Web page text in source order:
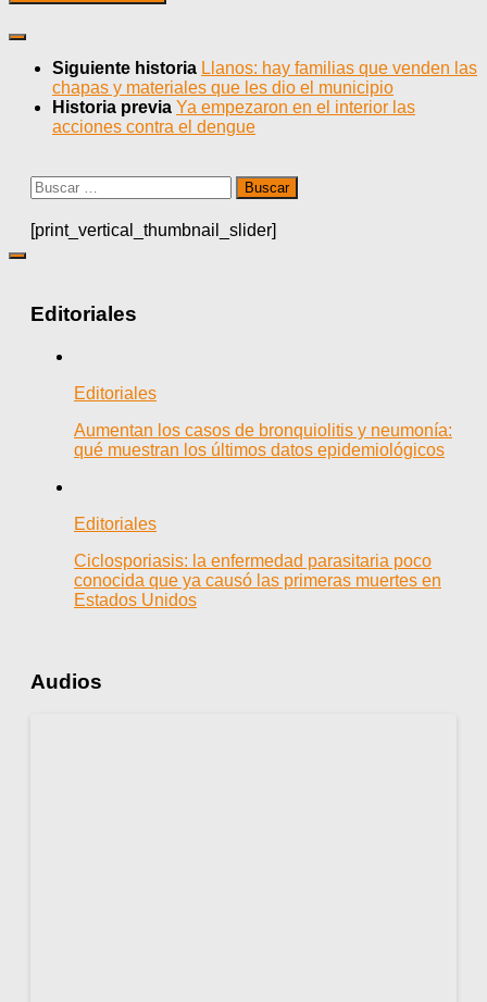
Siguiente historia Llanos: hay familias que venden las
chapas y materiales que les dio el municipio
Historia previa Ya empezaron en el interior las
acciones contra el dengue
Buscar:
[print_vertical_thumbnail_slider]
Editoriales
Editoriales
Aumentan los casos de bronquiolitis y neumonía:
qué muestran los últimos datos epidemiológicos
Editoriales
Ciclosporiasis: la enfermedad parasitaria poco
conocida que ya causó las primeras muertes en
Estados Unidos
Audios